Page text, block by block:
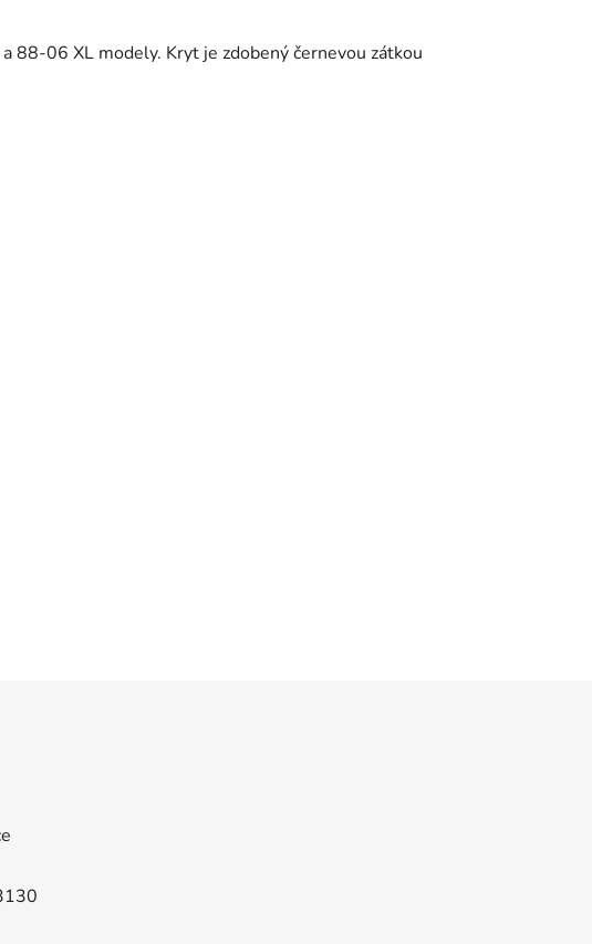
06 XL modely. Kryt je zdobený černevou zátkou